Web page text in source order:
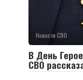
Новости СВО
В День
СВО